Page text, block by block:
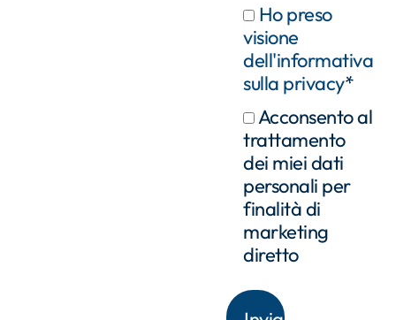
Ho preso
visione
dell'informativa
sulla privacy*
Acconsento al
trattamento
dei miei dati
personali per
finalità di
marketing
diretto